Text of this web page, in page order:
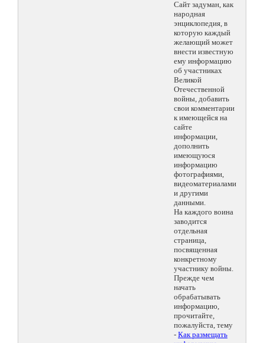
Сайт задуман, как
народная
энциклопедия, в
которую каждый
желающий может
внести известную
ему информацию
об участниках
Великой
Отечественной
войны, добавить
свои комментарии
к имеющейся на
сайте
информации,
дополнить
имеющуюся
информацию
фотографиями,
видеоматериалами
и другими
данными.
На каждого воина
заводится
отдельная
страница,
посвященная
конкретному
участнику войны.
Прежде чем
начать
обрабатывать
информацию,
прочитайте,
пожалуйста, тему
- Как размещать